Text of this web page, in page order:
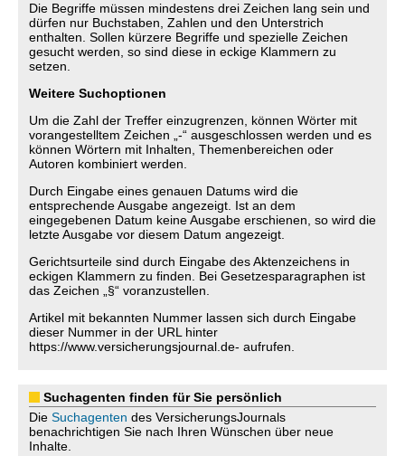
Die Begriffe müssen mindestens drei Zeichen lang sein und
dürfen nur Buchstaben, Zahlen und den Unterstrich
enthalten. Sollen kürzere Begriffe und spezielle Zeichen
gesucht werden, so sind diese in eckige Klammern zu
setzen.
Weitere Suchoptionen
Um die Zahl der Treffer einzugrenzen, können Wörter mit
vorangestelltem Zeichen „-“ ausgeschlossen werden und es
können Wörtern mit Inhalten, Themenbereichen oder
Autoren kombiniert werden.
Durch Eingabe eines genauen Datums wird die
entsprechende Ausgabe angezeigt. Ist an dem
eingegebenen Datum keine Ausgabe erschienen, so wird die
letzte Ausgabe vor diesem Datum angezeigt.
Gerichtsurteile sind durch Eingabe des Aktenzeichens in
eckigen Klammern zu finden. Bei Gesetzesparagraphen ist
das Zeichen „§“ voranzustellen.
Artikel mit bekannten Nummer lassen sich durch Eingabe
dieser Nummer in der URL hinter
https://www.versicherungsjournal.de- aufrufen.
Suchagenten finden für Sie persönlich
Die Suchagenten des VersicherungsJournals
benachrichtigen Sie nach Ihren Wünschen über neue
Inhalte.